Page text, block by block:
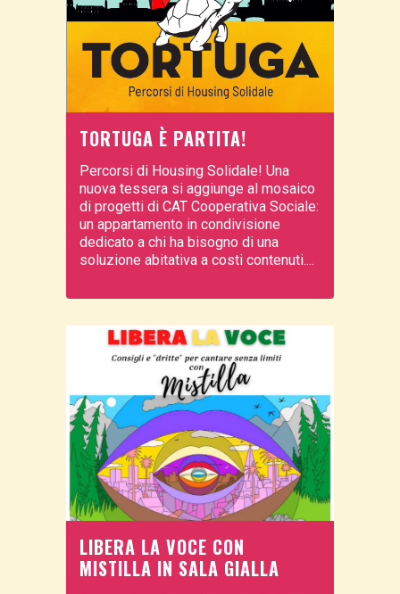
TORTUGA È PARTITA!
Percorsi di Housing Solidale! Una
nuova tessera si aggiunge al mosaico
di progetti di CAT Cooperativa Sociale:
un appartamento in condivisione
dedicato a chi ha bisogno di una
soluzione abitativa a costi contenuti....
LIBERA LA VOCE CON
MISTILLA IN SALA GIALLA